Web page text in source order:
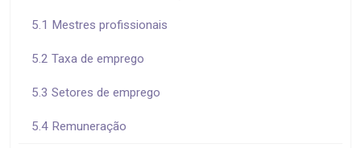
5.1 Mestres profissionais
5.2 Taxa de emprego
5.3 Setores de emprego
5.4 Remuneração